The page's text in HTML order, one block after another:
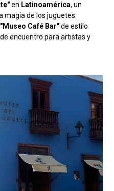
en Latinoamérica, un
magia de los juguetes
"Museo Café Bar"de estilo
encuentro para artistas y